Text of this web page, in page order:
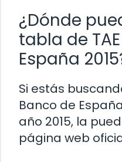
¿Dónde
tabla de
España
Si estás
Banco de
año 2015, la
página web